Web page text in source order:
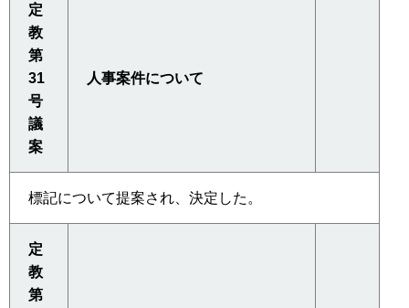
定
教
第
31
号
議
案
人事案件について
標記について提案され、決定した。
定
教
第